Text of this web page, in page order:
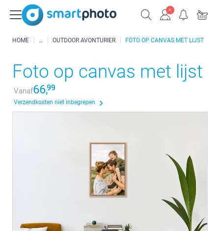
HOME OUTDOOR AVONTURIER FOTO OP CANVAS MET LIJST
Foto op canvas met lijst
Vanaf66,99
Verzendkosten niet inbegrepen